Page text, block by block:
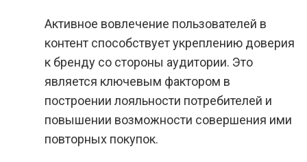
Активное вовлечение пользователей в
контент способствует укреплению доверия
к бренду со стороны аудитории. Это
является ключевым фактором в
построении лояльности потребителей и
повышении возможности совершения ими
повторных покупок.